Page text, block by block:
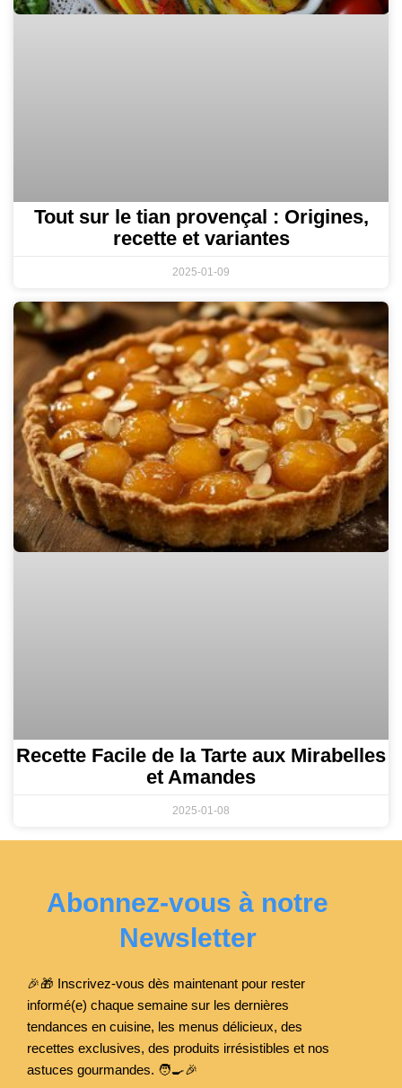
Tout sur le tian provençal : Origines,
recette et variantes
2025-01-09
Recette Facile de la Tarte aux Mirabelles
et Amandes
2025-01-08
Abonnez-vous à notre
Newsletter
🎉🎁 Inscrivez-vous dès maintenant pour rester
informé(e) chaque semaine sur les dernières
tendances en cuisine, les menus délicieux, des
recettes exclusives, des produits irrésistibles et nos
astuces gourmandes. 🧑‍🍳🎉